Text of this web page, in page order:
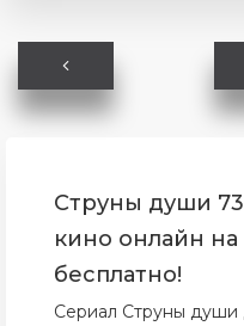
Струны души
кино онлайн
бесплатно!
Сериал Струны души